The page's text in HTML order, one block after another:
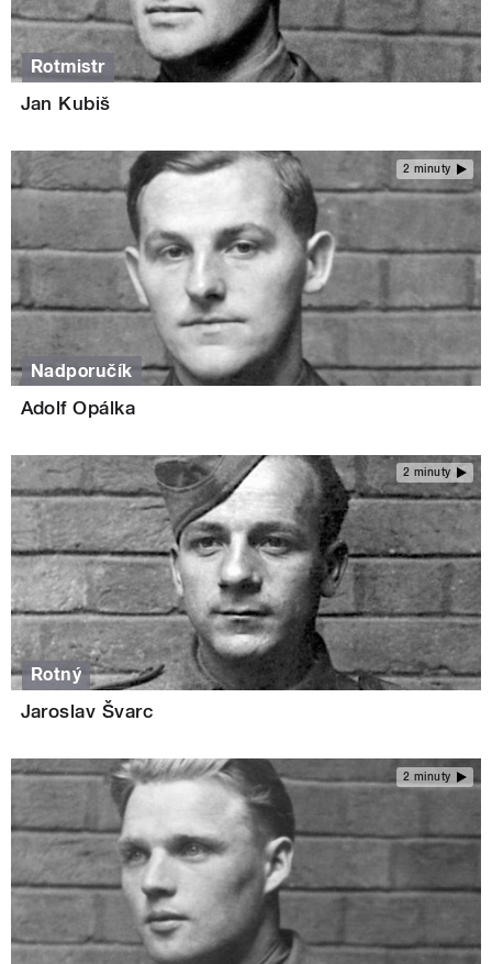
Rotmistr
Jan Kubiš
2 minuty
Nadporučík
Adolf Opálka
2 minuty
Rotný
Jaroslav Švarc
2 minuty